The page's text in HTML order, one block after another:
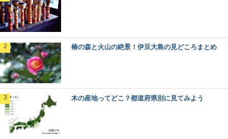
芸品の数々。 日本各地で伝統的工芸品に指定さ...
とは
日本のブランド木材には、○○杉といった1つの樹種だけで
椿の森と火山の絶景！伊豆大島の見どころまとめ
木の産地ってどこ？都道府県別に見てみよう